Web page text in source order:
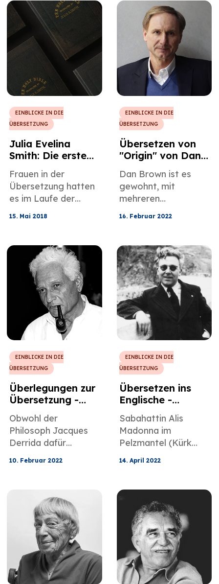
Wissenschaften
verflochten ist, ist
Winnie Mandelas Fall
der politischen
Übersetzung ein
bemerkenswertes
Beispiel in dieser
Hinsicht.
aller Zeiten und hält
den Guinness-
Weltrekord als
meistverkaufte
Romanautorin der
Geschichte.
EINBLICKE IN DIE
ÜBERSETZUNG
Julia Evelina
Smith: Die erste
und einzige Frau,
die die Bibel
übersetzt
Frauen in der
Übersetzung hatten
es im Laufe der
erobern,
insbesondere in der
Bibelübersetzung,
und Julia Evelina
Smith verdient es, in
diesem Sinne mit
ihrer Arbeit als
Bibelübersetzerin
15. Mai 2018
EINBLICKE IN DIE
ÜBERSETZUNG
Übersetzen von
"Origin" von Dan
Dan Brown ist es
gewohnt, mit
mehreren
dass der Sinn seiner
Arbeit auf das
Zielpublikum
übertragen wird, und
sein neuester Roman
mit dem Titel
„Origin“ bildet da
keine Ausnahme.
16. Februar 2022
EINBLICKE IN DIE
ÜBERSETZUNG
Überlegungen zur
Übersetzung -
Jacques Derrida
Obwohl der
Philosoph Jacques
Derrida dafür
bekannt ist, das
Herausforderungen
ein, die dieser
interessante, aber
intellektuell lohnende
Beruf mit sich bringt,
und lobte diejenigen,
die diese Aufgabe
10. Februar 2022
EINBLICKE IN DIE
ÜBERSETZUNG
Übersetzen ins
Englische -
Sabahattin Ali
Sabahattin Alis
Madonna im
Pelzmantel (Kürk
Mantolu Madonna
auf Türkisch) ist ein
Werk, das
Geschlechterrollen
verändert und Liebe
und Entfremdung
nach seinen eigenen
Normen angepasst
hat.
14. April 2022